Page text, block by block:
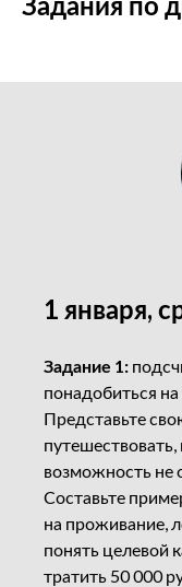
1 января,
Задание 1:
понадобиться
Представьте
возможность не
Составьте
на проживание,
понять целевой
тратить 50 000